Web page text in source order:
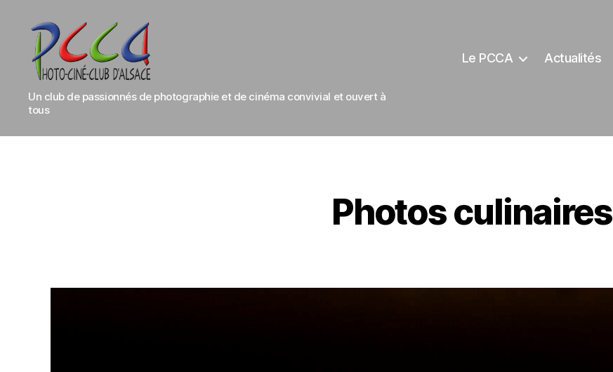
Photo-
Ciné-
d'Alsace
Un club de passionnés de photographie et de cinéma convivial et ouvert à
tous
Le PCCA Actualités
Photos culinaires